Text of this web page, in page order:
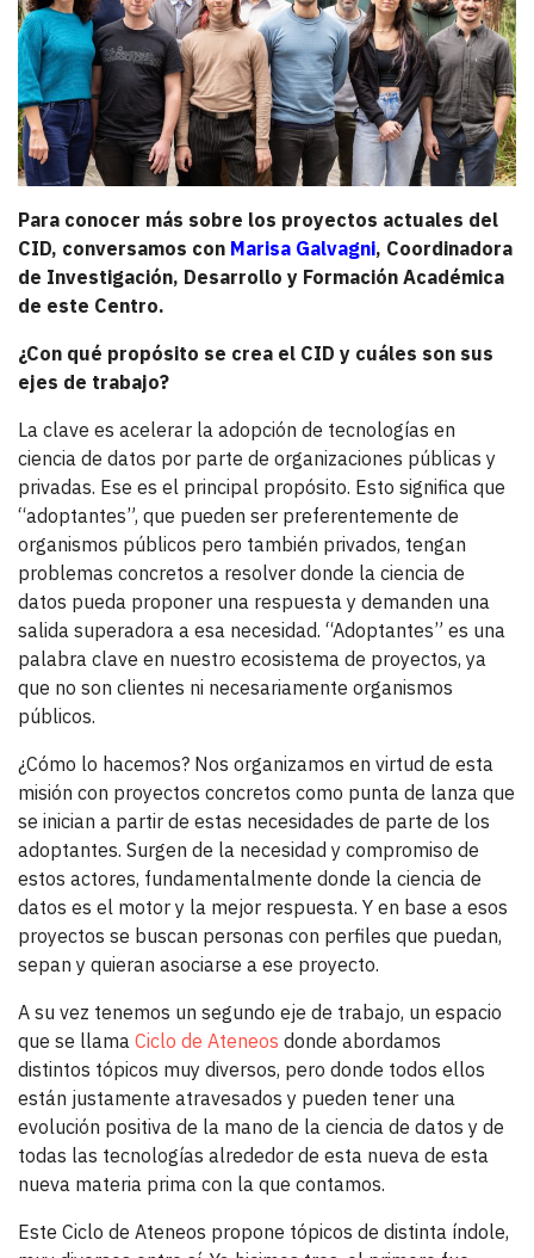
Para conocer más sobre los proyectos actuales del
CID, conversamos con Marisa Galvagni, Coordinadora
de Investigación, Desarrollo y Formación Académica
de este Centro.
¿Con qué propósito se crea el CID y cuáles son sus
ejes de trabajo?
La clave es acelerar la adopción de tecnologías en
ciencia de datos por parte de organizaciones públicas y
privadas. Ese es el principal propósito. Esto significa que
“adoptantes”, que pueden ser preferentemente de
organismos públicos pero también privados, tengan
problemas concretos a resolver donde la ciencia de
datos pueda proponer una respuesta y demanden una
salida superadora a esa necesidad. “Adoptantes” es una
palabra clave en nuestro ecosistema de proyectos, ya
que no son clientes ni necesariamente organismos
públicos.
¿Cómo lo hacemos? Nos organizamos en virtud de esta
misión con proyectos concretos como punta de lanza que
se inician a partir de estas necesidades de parte de los
adoptantes. Surgen de la necesidad y compromiso de
estos actores, fundamentalmente donde la ciencia de
datos es el motor y la mejor respuesta. Y en base a esos
proyectos se buscan personas con perfiles que puedan,
sepan y quieran asociarse a ese proyecto.
A su vez tenemos un segundo eje de trabajo, un espacio
que se llama Ciclo de Ateneos donde abordamos
distintos tópicos muy diversos, pero donde todos ellos
están justamente atravesados y pueden tener una
evolución positiva de la mano de la ciencia de datos y de
todas las tecnologías alrededor de esta nueva de esta
nueva materia prima con la que contamos.
Este Ciclo de Ateneos propone tópicos de distinta índole,